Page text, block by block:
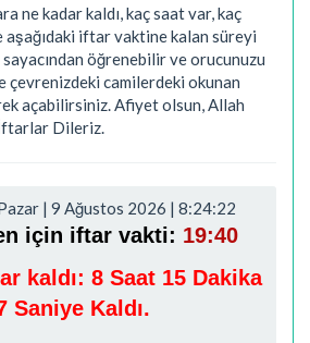
ne kadar kaldı, kaç saat var, kaç
aşağıdaki iftar vaktine kalan süreyi
öğrenebilir ve orucunuzu
camilerdeki okunan
açabilirsiniz. Afiyet olsun, Allah
İftarlar Dileriz.
| 9 Ağustos 2026 | 8:24:23
için iftar vakti: 19:40
kaldı: 8 Saat 15 Dakika
Saniye Kaldı.